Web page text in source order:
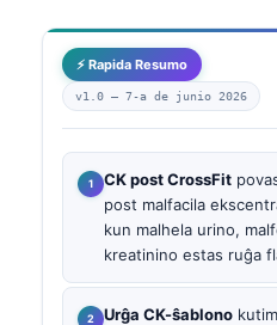
⚡ Rapida Resumo
v1.0 — 7-a de junio 2026
CK post CrossFit
post malfacila
kun malhela urino,
kreatinino estas ruĝa
Urĝa CK-ŝablono